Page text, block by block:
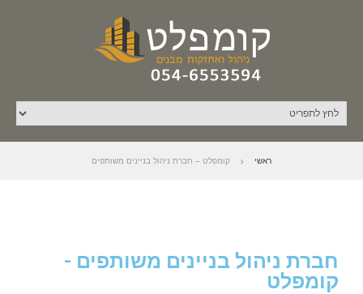
ראשי קומפלט – חברת ניהול בניינים משותפים
חברת ניהול בניינים משותפים -
קומפלט